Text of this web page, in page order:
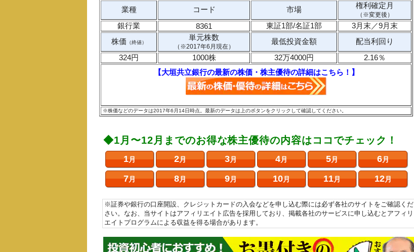
業種 コード 市場 権利確定月
（※変更後）
銀行業 8361 東証1部/名証1部
3月末／9月末
株価 （終値）
単元株数
（※2017年6月現在）
最低投資金額
配当利回り
324円
1000株 32万4000円
2.16％
【大垣共立銀行の最新の株価・株主優待の詳細はこちら！】
※株価などのデータは2017年6月14日時点。最新のデータは上のボタンをクリックして確認してください。
◆1月〜12月までのお得な株主優待の内容はココでチェック！
1月 2月 3月 4月 5月 6月
7月 8月 9月 10月 11月 12月
※証券や銀行の口座開設、クレジットカードの入会などを申し込む際には必ず各社のサイトをご確認くだ
さい。なお、当サイトはアフィリエイト広告を採用しており、掲載各社のサービスに申し込むとアフィリ
エイトプログラムによる収益を得る場合があります。